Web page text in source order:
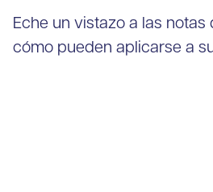
Eche un vistazo a las
cómo pueden aplicarse a